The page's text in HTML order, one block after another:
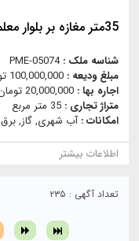
35متر مغازه بر بلوار معلم یافت آباد
شناسه ملک :PME-05074
مبلغ ودیعه : 100,000,000 تومان
اجاره بها : 20,000,000 تومان / ماه
متراژ تجاری : 35 متر مربع
امکانات :آب شهری, گاز, برق
اطلاعات بیشتر
تعداد آگهی : ۲۳۵